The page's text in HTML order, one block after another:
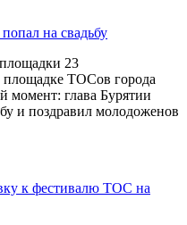
на свадьбу
23
ТОСов города
момент: глава Бурятии
и поздравил молодоженов
к фестивалю ТОС на